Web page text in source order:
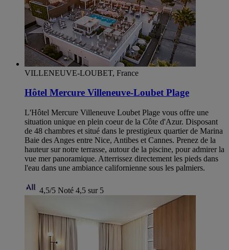
VILLENEUVE-LOUBET, France
Hôtel Mercure Villeneuve-Loubet Plage
L'Hôtel Mercure Villeneuve Loubet Plage vous offre une
situation unique en plein coeur de la Côte d'Azur. Disposant
de 48 chambres et situé dans le prestigieux quartier de Marina
Baie des Anges entre Nice, Antibes et Cannes. Prenez de la
hauteur sur notre terrasse, autour de la piscine, pour admirer la
vue mer panoramique. Atterrissez directement les pieds dans
l'eau dans une ambiance californienne sous les palmiers.
4,5/5 Noté 4,5 sur 5